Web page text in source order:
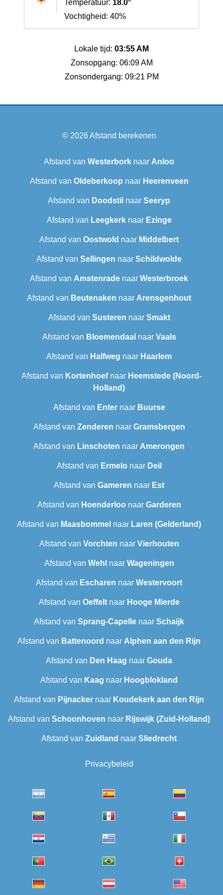
Temperatuur: 18.0°
Vochtigheid: 40%
Lokale tijd: 03:55 AM
Zonsopgang: 06:09 AM
Zonsondergang: 09:21 PM
© 2026Afstand berekenen
Afstand van Westerbork naar Anloo
Afstand van Oldeberkoop naar Heerenveen
Afstand van Doodstil naar Seeryp
Afstand van Leegkerknaar Ezinge
Afstand van Oostwold naar Middelbert
Afstand van Sellingen naar Schildwolde
Afstand van Amstenrade naar Westerbroek
Afstand van Beutenaken naar Arensgenhout
Afstand van Susteren naar Smakt
Afstand van Bloemendaal naar Vaals
Afstand van Halfweg naar Haarlem
Afstand van Kortenhoefnaar Heemstede (Noord-
Holland)
Afstand van Enternaar Buurse
Afstand van Zenderen naar Gramsbergen
Afstand van Linschoten naar Amerongen
Afstand van Ermelo naar Deil
Afstand van Gameren naar Est
Afstand van Hoenderloo naar Garderen
Afstand van Maasbommel naar Laren (Gelderland)
Afstand van Vorchten naar Vierhouten
Afstand van Wehl naar Wageningen
Afstand van Escharen naar Westervoort
Afstand van Oeffeltnaar Hooge Mierde
Afstand van Sprang-Capelle naar Schaijk
Afstand van Battenoord naar Alphen aan den Rijn
Afstand van Den Haag naar Gouda
Afstand van Kaag naar Hoogblokland
Afstand van Pijnacker naar Koudekerk aan den Rijn
Afstand van Schoonhoven naar Rijswijk (Zuid-Holland)
Afstand van Zuidland naar Sliedrecht
Privacybeleid